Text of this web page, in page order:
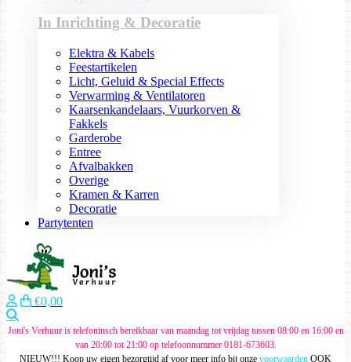
In Inrichting & Decoratie
Elektra & Kabels
Feestartikelen
Licht, Geluid & Special Effects
Verwarming & Ventilatoren
Kaarsenkandelaars, Vuurkorven &
Fakkels
Garderobe
Entree
Afvalbakken
Overige
Kramen & Karren
Decoratie
Partytenten
€0,00
Joni's Verhuur is telefoninsch bereikbaar van maandag tot vrijdag tussen 08:00 en 16:00 en
van 20:00 tot 21:00 op telefoonnummer 0181-673603.
NIEUW!!! Koop uw eigen bezorgtijd af voor meer info bij onze voorwaarden OOK